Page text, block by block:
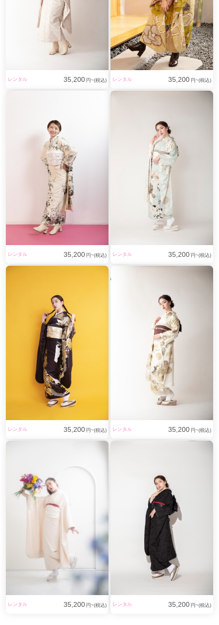
レンタル 35,200 円~(税込) レンタル 35,200 円~(税込)
レンタル 35,200 円~(税込) レンタル 35,200 円~(税込)
レンタル 35,200 円~(税込) レンタル 35,200 円~(税込)
レンタル 35,200 円~(税込) レンタル 35,200 円~(税込)